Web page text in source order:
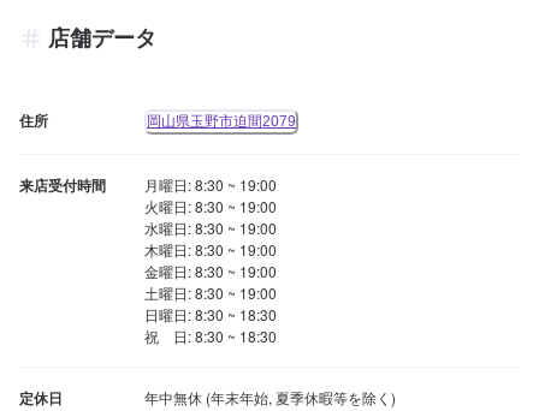
店舗データ
住所 岡山県玉野市迫間2079
来店受付時間
月曜日: 8:30 ~ 19:00
火曜日: 8:30 ~ 19:00
水曜日: 8:30 ~ 19:00
木曜日: 8:30 ~ 19:00
金曜日: 8:30 ~ 19:00
土曜日: 8:30 ~ 19:00
日曜日: 8:30 ~ 18:30
祝　日: 8:30 ~ 18:30
定休日 年中無休 (年末年始, 夏季休暇等を除く)